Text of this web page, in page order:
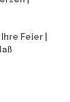
Feier |